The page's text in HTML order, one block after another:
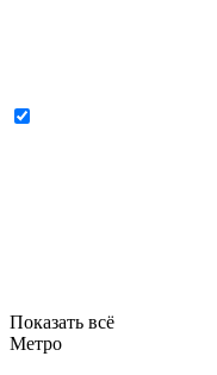
Показать всё
Метро